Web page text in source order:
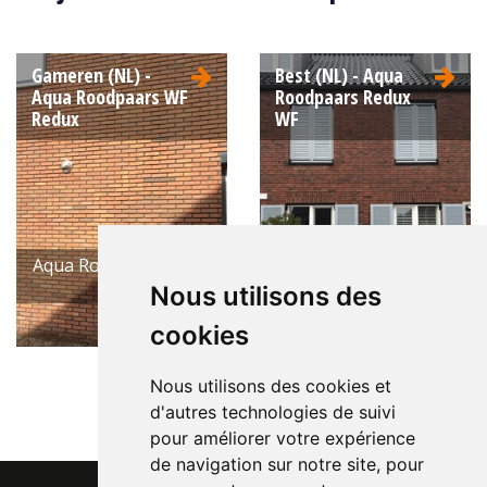
Nous utilisons des
cookies
Nous utilisons des cookies et
d'autres technologies de suivi
pour améliorer votre expérience
de navigation sur notre site, pour
Gameren (NL) -
Aqua Roodpaars WF
Redux
Aqua Rouge Violet FW
Redux
Best (NL) - Aqua
Roodpaars Redux
WF